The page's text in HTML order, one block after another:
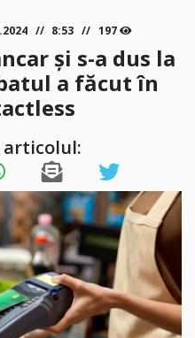
8:53 197
și s-a dus la
a făcut în